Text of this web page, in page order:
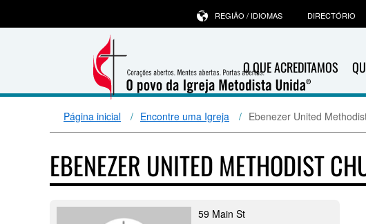
O QUE ACREDITAMOS
REGIÃO / IDIOMAS DIRECTÓRIO
Página inicial Encontre uma Igreja Ebenezer United
EBENEZER UNITED METHODIST
59 Main St